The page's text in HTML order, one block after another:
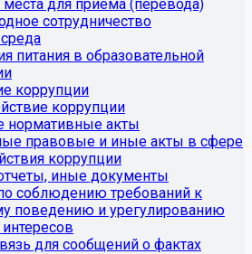
для приема (перевода)
сотрудничество
питания в образовательной
коррупции
коррупции
нормативные акты
правовые и иные акты в сфере
коррупции
иные документы
соблюдению требований к
поведению и урегулированию
для сообщений о фактах